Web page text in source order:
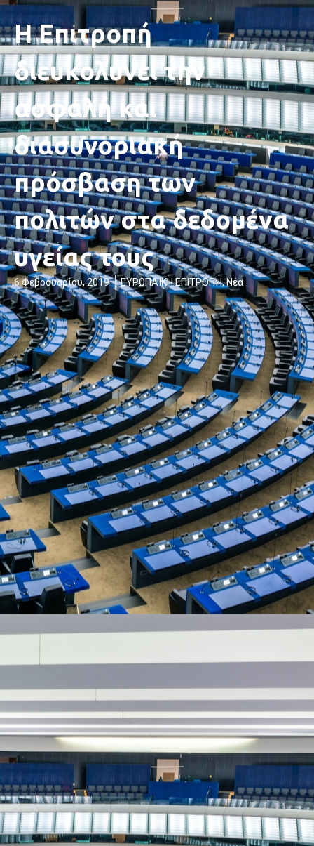
Η Επιτροπή
διευκολύνει την
ασφαλή και
διασυνοριακή
πρόσβαση των
πολιτών στα δεδομένα
υγείας τους
6 Φεβρουαρίου, 2019 ΕΥΡΩΠΑΪΚΗ ΕΠΙΤΡΟΠΉ,Νέα